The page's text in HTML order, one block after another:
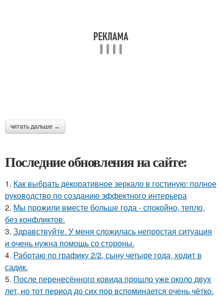
читать дальше →
Последние обновления на сайте:
1. Как выбрать декоративное зеркало в гостиную: полное
руководство по созданию эффектного интерьера
2. Мы прожили вместе больше года - спокойно, тепло,
без конфликтов.
3. Здравствуйте. У меня сложилась непростая ситуация
и очень нужна помощь со стороны.
4. Работаю по графику 2/2, сыну четыре года, ходит в
садик.
5. После перенесённого ковида прошло уже около двух
лет, но тот период до сих пор вспоминается очень чётко.